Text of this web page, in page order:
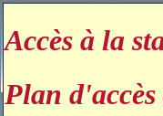
Accès à la
Plan